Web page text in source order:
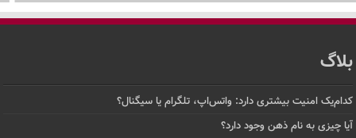
بلاگ
کدام‌یک امنیت بیشتری دارد: واتس‌اپ، تلگرام یا سیگنال؟
آیا چیزی به نام ذهن وجود دارد؟